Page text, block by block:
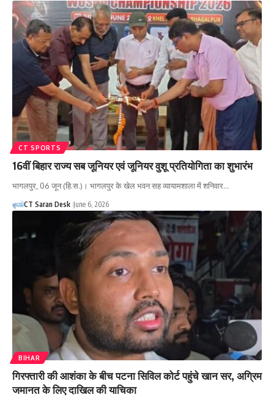
CT SPORTS
16वीं बिहार राज्य सब जूनियर एवं जूनियर वुशू प्रतियोगिता का शुभारंभ
भागलपुर, 06 जून (हि.स.)। भागलपुर के खेल भवन सह व्यायामशाला में शनिवार…
CT Saran Desk June 6, 2026
BIHAR
गिरफ्तारी की आशंका के बीच पटना सिविल कोर्ट पहुंचे खान सर, अग्रिम
जमानत के लिए दाखिल की याचिका